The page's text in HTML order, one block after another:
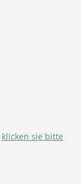
klicken sie bitte